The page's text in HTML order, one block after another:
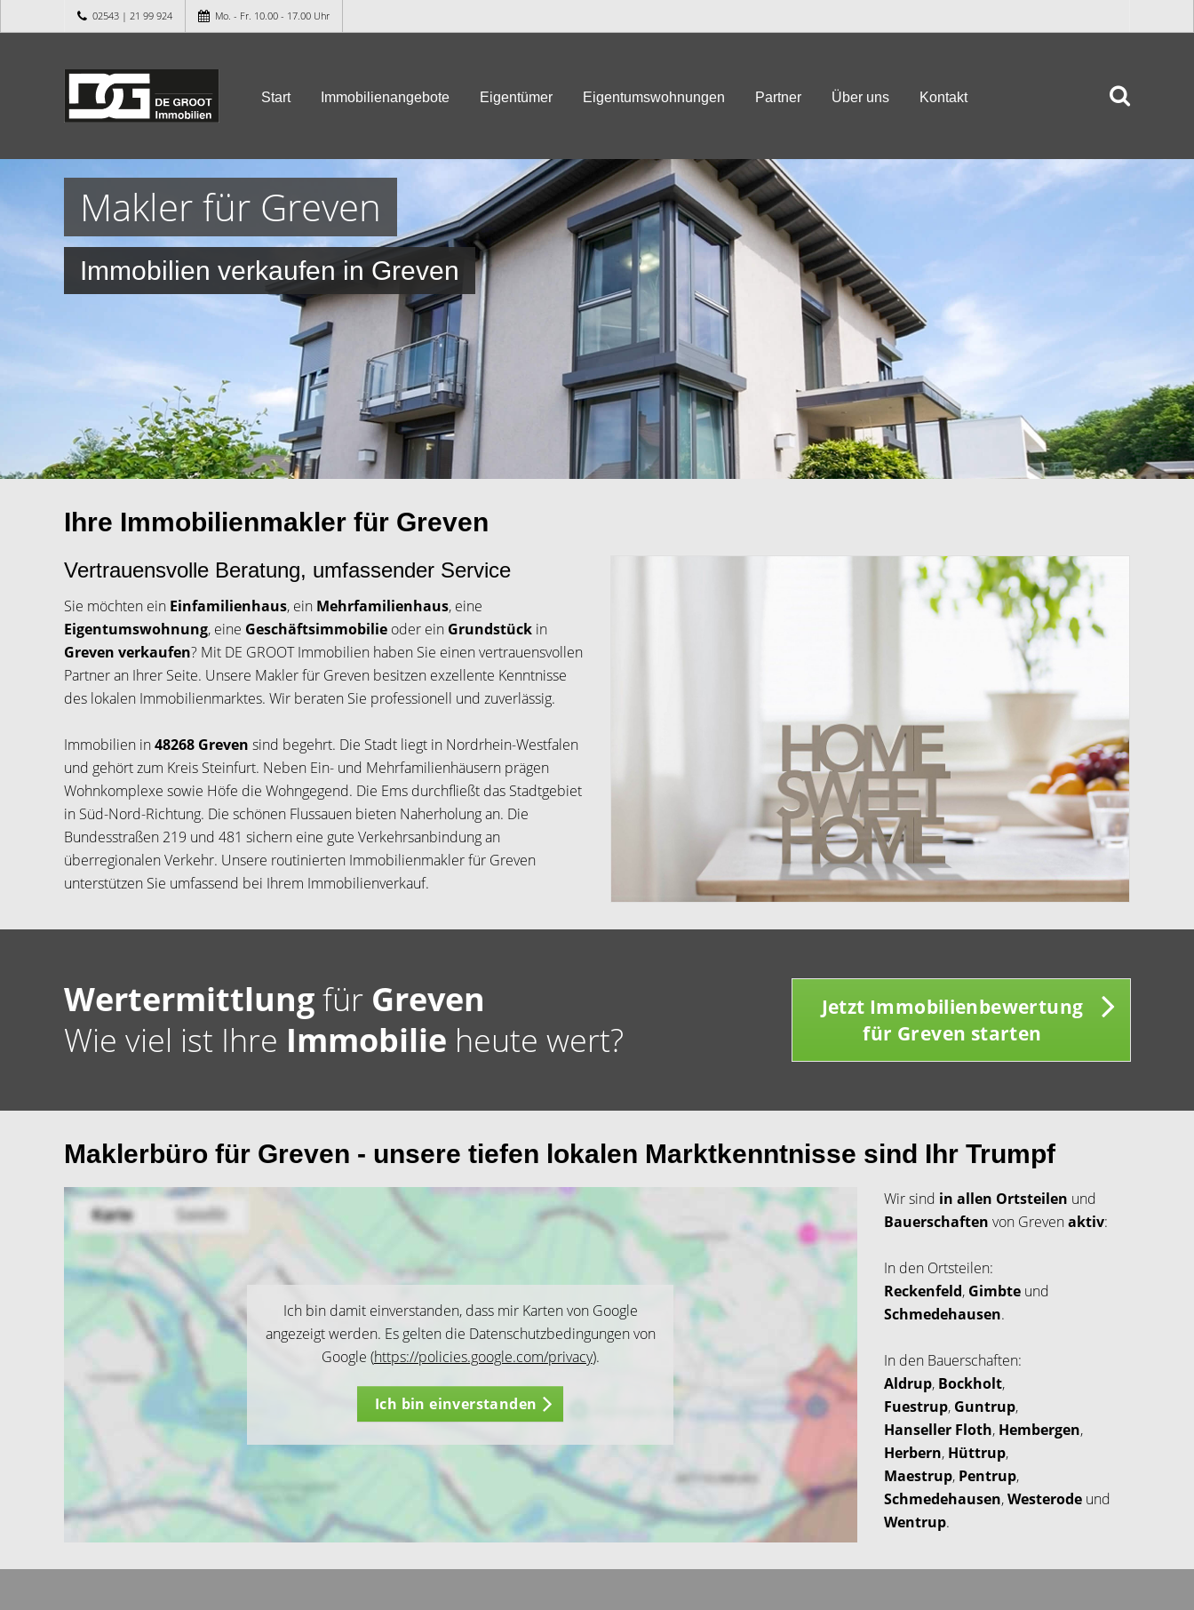
02543 | 21 99 924 Mo. - Fr. 10.00 - 17.00 Uhr
Start Immobilienangebote Eigentümer Eigentumswohnungen Partner Über uns Kontakt
Makler für Greven
Immobilien verkaufen in Greven
Ihre Immobilienmakler für Greven
Vertrauensvolle Beratung, umfassender Service
Sie möchten ein Einfamilienhaus, ein Mehrfamilienhaus, eine
Eigentumswohnung, eine Geschäftsimmobilie oder ein Grundstück in
Greven verkaufen? Mit DE GROOT Immobilien haben Sie einen vertrauensvollen
Partner an Ihrer Seite. Unsere Makler für Greven besitzen exzellente Kenntnisse
des lokalen Immobilienmarktes. Wir beraten Sie professionell und zuverlässig.
Immobilien in48268 Greven sind begehrt. Die Stadt liegt in Nordrhein-Westfalen
und gehört zum Kreis Steinfurt. Neben Ein- und Mehrfamilienhäusern prägen
Wohnkomplexe sowie Höfe die Wohngegend. Die Ems durchfließt das Stadtgebiet
in Süd-Nord-Richtung. Die schönen Flussauen bieten Naherholung an. Die
Bundesstraßen 219 und 481 sichern eine gute Verkehrsanbindung an
überregionalen Verkehr. Unsere routinierten Immobilienmakler für Greven
unterstützen Sie umfassend bei Ihrem Immobilienverkauf.
Wertermittlungfür Greven
Wie viel ist Ihre Immobilie heute wert?
Jetzt Immobilienbewertung
für Greven starten
Maklerbüro für Greven - unsere tiefen lokalen Marktkenntnisse sind Ihr Trumpf
Ich bin damit einverstanden, dass mir Karten von Google
angezeigt werden. Es gelten die Datenschutzbedingungen von
Google (https://policies.google.com/privacy).
Ich bin einverstanden
Wir sind in allen Ortsteilen und
Bauerschaften von Grevenaktiv:
In den Ortsteilen:
Reckenfeld,Gimbte und
Schmedehausen.
In den Bauerschaften:
Aldrup, Bockholt,
Fuestrup,Guntrup,
Hanseller Floth,Hembergen,
Herbern,Hüttrup,
Maestrup, Pentrup,
Schmedehausen,Westerode und
Wentrup.